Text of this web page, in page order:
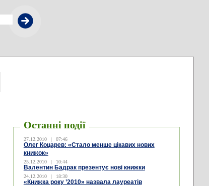
Останні події
27.12.2010 | 07:46
Олег Коцарев: «Стало менше цікавих нових
книжок»
25.12.2010 | 10:44
Валентин Бадрак презентує нові книжки
24.12.2010 | 18:30
«Книжка року ’2010» назвала лауреатів